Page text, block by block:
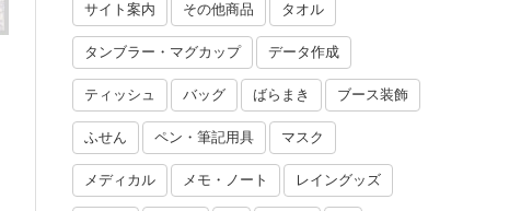
サイト案内 その他商品 タオル
タンブラー・マグカップ データ作成
ティッシュ バッグ ばらまき ブース装飾
ふせん ペン・筆記用具 マスク
メディカル メモ・ノート レイングッズ